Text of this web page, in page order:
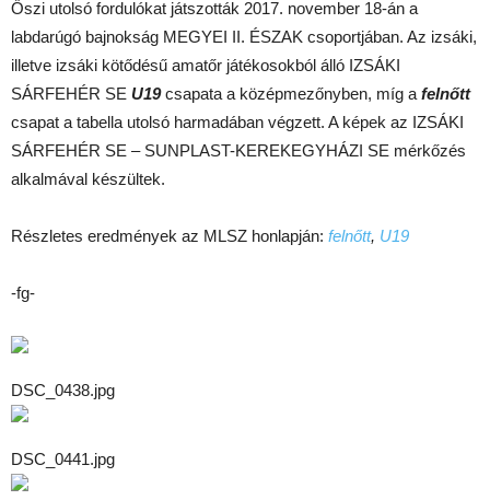
Őszi utolsó fordulókat játszották 2017. november 18-án a
labdarúgó bajnokság MEGYEI II. ÉSZAK csoportjában. Az izsáki,
illetve izsáki kötődésű amatőr játékosokból álló IZSÁKI
SÁRFEHÉR SE U19csapata a középmezőnyben, míg a felnőtt
csapat a tabella utolsó harmadában végzett. A képek az IZSÁKI
SÁRFEHÉR SE – SUNPLAST-KEREKEGYHÁZI SE mérkőzés
alkalmával készültek.
Részletes eredmények az MLSZ honlapján: felnőtt, U19
-fg-
DSC_0438.jpg
DSC_0441.jpg